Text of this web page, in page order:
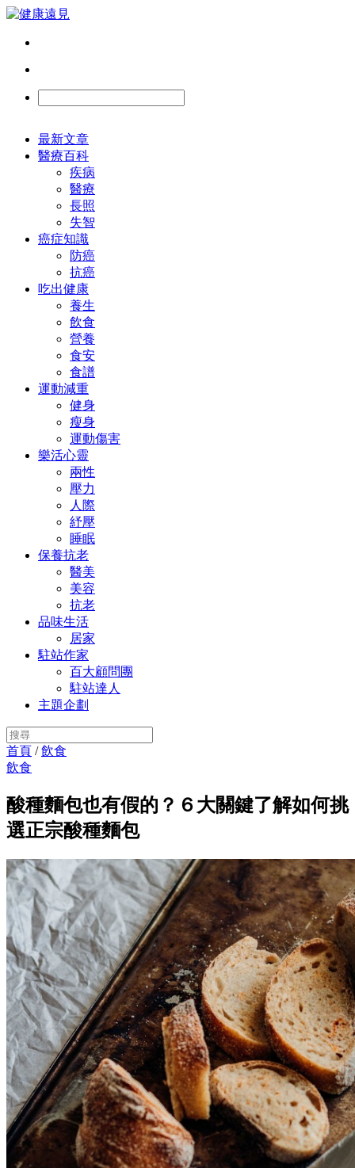
最新文章
醫療百科
疾病
醫療
長照
失智
癌症知識
防癌
抗癌
吃出健康
養生
飲食
營養
食安
食譜
運動減重
健身
瘦身
運動傷害
樂活心靈
兩性
壓力
人際
紓壓
睡眠
保養抗老
醫美
美容
抗老
品味生活
居家
駐站作家
百大顧問團
駐站達人
主題企劃
首頁 /飲食
飲食
酸種麵包也有假的？６大關鍵了解如何挑
選正宗酸種麵包